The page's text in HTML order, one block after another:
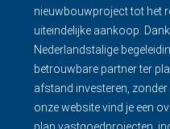
nieuwbouwproject tot het
uiteindelijke aankoop.
Nederlandstalige
betrouwbare partner ter
afstand investeren, zonder
onze website vind je een
plan vastgoedprojecten,